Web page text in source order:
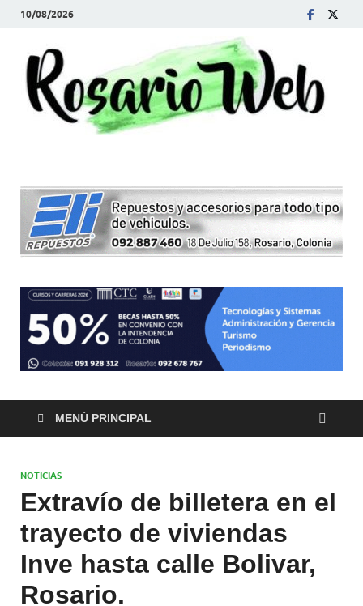
10/08/2026
MENÚ PRINCIPAL
NOTICIAS
Extravío de billetera en el
trayecto de viviendas
Inve hasta calle Bolivar,
Rosario.